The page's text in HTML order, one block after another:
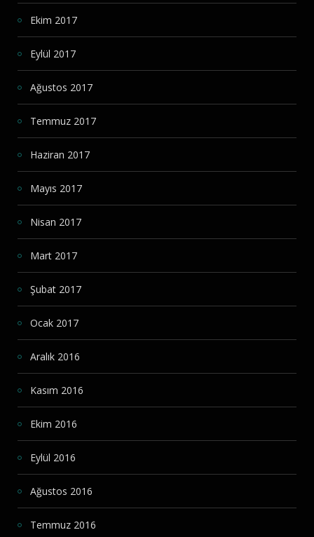
Ekim 2017
Eylül 2017
Ağustos 2017
Temmuz 2017
Haziran 2017
Mayıs 2017
Nisan 2017
Mart 2017
Şubat 2017
Ocak 2017
Aralık 2016
Kasım 2016
Ekim 2016
Eylül 2016
Ağustos 2016
Temmuz 2016